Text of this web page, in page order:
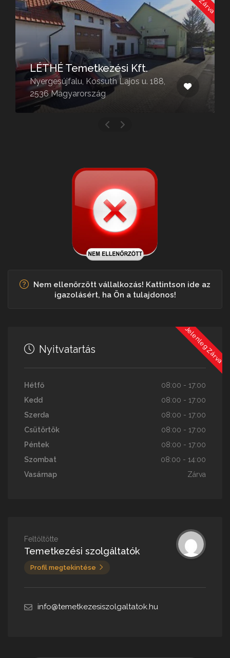
LÉTHÉ Temetkezési Kft.
Nyergesújfalu, Kossuth Lajos u. 188,
2536 Magyarország
Nem ellenőrzött vállalkozás! Kattintson ide az
igazolásért, ha Ön a tulajdonos!
Jelenleg Zárva
Nyitvatartás
Hétfő
08:00 - 17:00
Kedd
08:00 - 17:00
Szerda
08:00 - 17:00
Csütörtök
08:00 - 17:00
Péntek
08:00 - 17:00
Szombat
08:00 - 14:00
Vasárnap
Zárva
Feltöltötte
Temetkezési szolgáltatók
Profil megtekintése
info@temetkezesiszolgaltatok.hu